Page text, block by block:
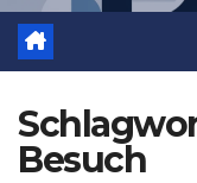
Besuch